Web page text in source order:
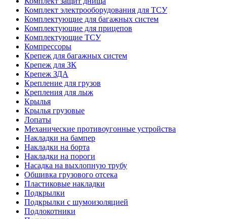
Комплект электрооборудования для ТСУ
Комплектующие для багажных систем
Комплектующие для прицепов
Комплектующие ТСУ
Компрессоры
Крепеж для багажных систем
Крепеж для ЗК
Крепеж ЗДА
Крепление для грузов
Крепления для лыж
Крылья
Крылья грузовые
Лопаты
Механические противоугонные устройства
Накладки на бампер
Накладки на борта
Накладки на пороги
Насадка на выхлопную трубу
Обшивка грузового отсека
Пластиковые накладки
Подкрылки
Подкрылки с шумоизоляцией
Подлокотники